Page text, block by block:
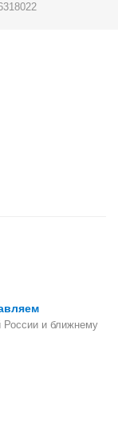
России и ближнему